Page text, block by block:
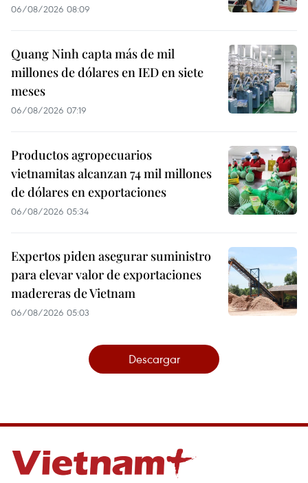
06/08/2026 08:09
Quang Ninh capta más de mil
millones de dólares en IED en siete
meses
06/08/2026 07:19
Productos agropecuarios
vietnamitas alcanzan 74 mil millones
de dólares en exportaciones
06/08/2026 05:34
Expertos piden asegurar suministro
para elevar valor de exportaciones
madereras de Vietnam
06/08/2026 05:03
Descargar